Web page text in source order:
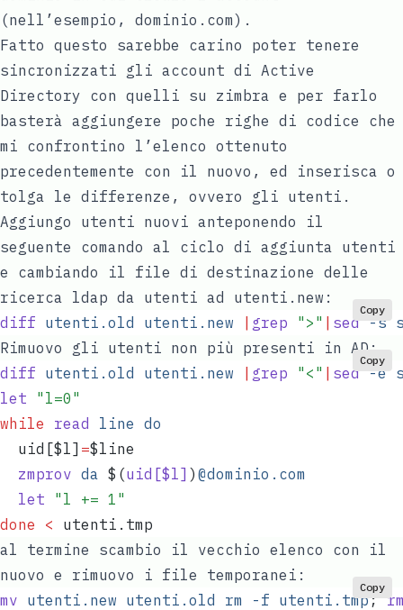
(nell’esempio, dominio.com).
Fatto questo sarebbe carino poter tenere
sincronizzati gli account di Active
Directory con quelli su zimbra e per farlo
basterà aggiungere poche righe di codice che
mi confrontino l’elenco ottenuto
precedentemente con il nuovo, ed inserisca o
tolga le differenze, ovvero gli utenti.
Aggiungo utenti nuovi anteponendo il
seguente comando al ciclo di aggiunta utenti
e cambiando il file di destinazione delle
ricerca ldap da utenti ad utenti.new:
diff utenti.old utenti.new | grep " > " | sed -s
Copy
Rimuovo gli utenti non più presenti in AD:
diff utenti.old utenti.new | grep " < " | sed -e
let " l=0 "
while read line do
  uid
[$l] =$line
  zmprov
da $(uid[$l] ) @dominio.com
  let
" l += 1 "
done < utenti.tmp
Copy
al termine scambio il vecchio elenco con il
nuovo e rimuovo i file temporanei:
mv utenti.new utenti.old rm -f utenti.tmp;
Copy